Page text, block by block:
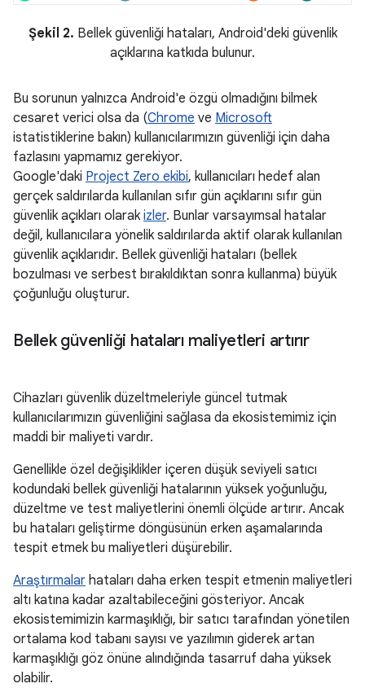
Şekil 2. Bellek güvenliği hataları, Android'deki güvenlik
açıklarına katkıda bulunur.
Bu sorunun yalnızca Android'e özgü olmadığını bilmek
cesaret verici olsa da (Chrome ve Microsoft
istatistiklerine bakın) kullanıcılarımızın güvenliği için daha
fazlasını yapmamız gerekiyor.
Google'daki Project Zero ekibi, kullanıcıları hedef alan
gerçek saldırılarda kullanılan sıfır gün açıklarını sıfır gün
güvenlik açıkları olarak izler. Bunlar varsayımsal hatalar
değil, kullanıcılara yönelik saldırılarda aktif olarak kullanılan
güvenlik açıklarıdır. Bellek güvenliği hataları (bellek
bozulması ve serbest bırakıldıktan sonra kullanma) büyük
çoğunluğu oluşturur.
Bellek güvenliği hataları maliyetleri artırır
Cihazları güvenlik düzeltmeleriyle güncel tutmak
kullanıcılarımızın güvenliğini sağlasa da ekosistemimiz için
maddi bir maliyeti vardır.
Genellikle özel değişiklikler içeren düşük seviyeli satıcı
kodundaki bellek güvenliği hatalarının yüksek yoğunluğu,
düzeltme ve test maliyetlerini önemli ölçüde artırır. Ancak
bu hataları geliştirme döngüsünün erken aşamalarında
tespit etmek bu maliyetleri düşürebilir.
Araştırmalar hataları daha erken tespit etmenin maliyetleri
altı katına kadar azaltabileceğini gösteriyor. Ancak
ekosistemimizin karmaşıklığı, bir satıcı tarafından yönetilen
ortalama kod tabanı sayısı ve yazılımın giderek artan
karmaşıklığı göz önüne alındığında tasarruf daha yüksek
olabilir.